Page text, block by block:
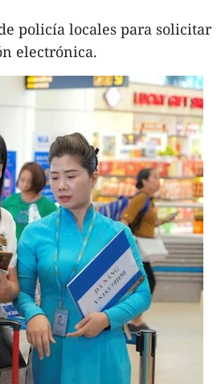
policía locales para solicitar
electrónica.